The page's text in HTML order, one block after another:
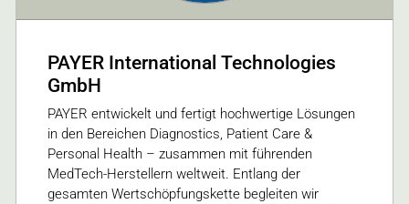
PAYER International Technologies
GmbH
PAYER entwickelt und fertigt hochwertige Lösungen
in den Bereichen Diagnostics, Patient Care &
Personal Health – zusammen mit führenden
MedTech-Herstellern weltweit. Entlang der
gesamten Wertschöpfungskette begleiten wir